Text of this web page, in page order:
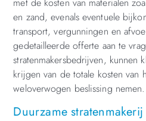
met de kosten van materialen
en zand, evenals eventuele
transport, vergunningen en
gedetailleerde offerte aan te
stratenmakersbedrijven, kunnen
krijgen van de totale kosten van
weloverwogen beslissing nemen.
Duurzame